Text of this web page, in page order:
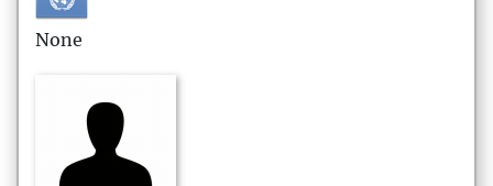
None